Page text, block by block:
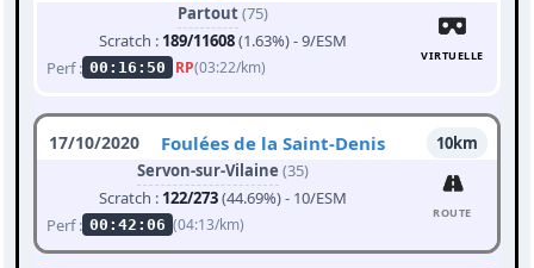
Partout(75)
Scratch : 189/11608(1.63%) - 9/ESM
Perf : 00:16:50 RP(03:22/km)
VIRTUELLE
17/10/2020 Foulées de la Saint-Denis
10km
Servon-sur-Vilaine (35)
Scratch : 122/273(44.69%) - 10/ESM
Perf : 00:42:06 (04:13/km)
ROUTE